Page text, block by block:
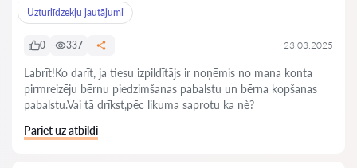
Uzturlīdzekļu jautājumi
0 337 23.03.2025
Labrīt!Ko darīt, ja tiesu izpildītājs ir noņēmis no mana konta
pirmreizēju bērnu piedzimšanas pabalstu un bērna kopšanas
pabalstu.Vai tā drīkst,pēc likuma saprotu ka nè?
Pāriet uz atbildi